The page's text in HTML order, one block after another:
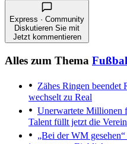
Express · Community
Diskutieren Sie mit
Jetzt kommentieren
Alles zum Thema
Zähes Ringen beendet
wechselt zu Real
Unerwartete Millionen
Talent füllt jetzt die
„Bei der WM gesehen“